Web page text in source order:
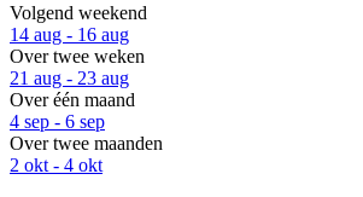
Volgend weekend
14 aug - 16 aug
Over twee weken
21 aug - 23 aug
Over één maand
4 sep - 6 sep
Over twee maanden
2 okt - 4 okt